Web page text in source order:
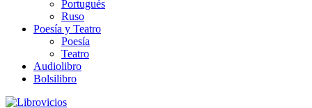
Portugués
Ruso
Poesía y Teatro
Poesía
Teatro
Audiolibro
Bolsilibro